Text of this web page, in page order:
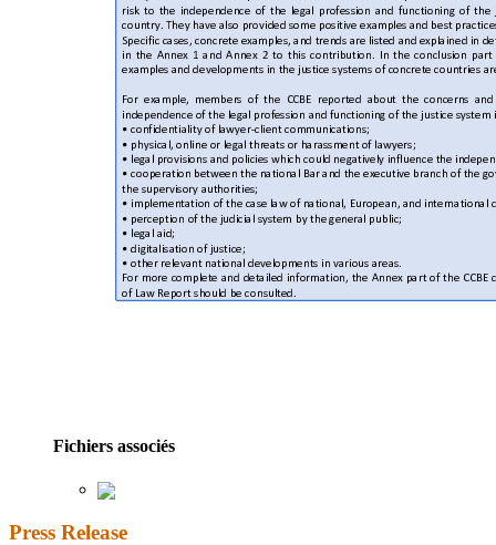
Fichiers associés
Press Release